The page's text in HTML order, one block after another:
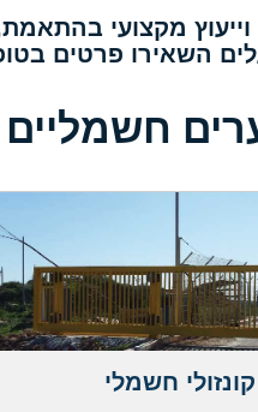
וייעוץ מקצועי
השאירו פרטים בטופס או
חשמליים
חשמלי